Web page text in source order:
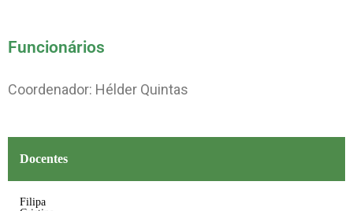
Funcionários
Coordenador: Hélder Quintas
Docentes
Filipa